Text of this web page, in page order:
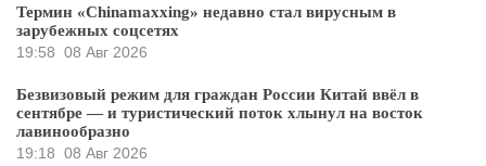
Термин «Chinamaxxing» недавно стал вирусным в
зарубежных соцсетях
19:58 08 Авг 2026
Безвизовый режим для граждан России Китай ввёл в
сентябре — и туристический поток хлынул на восток
лавинообразно
19:18 08 Авг 2026